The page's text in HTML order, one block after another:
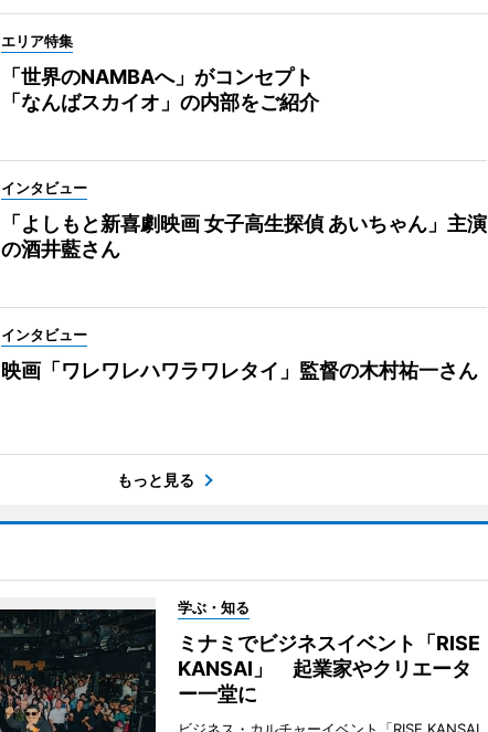
エリア特集
「世界のNAMBAへ」がコンセプト
「なんばスカイオ」の内部をご紹介
インタビュー
「よしもと新喜劇映画 女子高生探偵 あいちゃん」主演
の酒井藍さん
インタビュー
映画「ワレワレハワラワレタイ」監督の木村祐一さん
もっと見る
学ぶ・知る
ミナミでビジネスイベント「RISE
KANSAI」 起業家やクリエータ
ー一堂に